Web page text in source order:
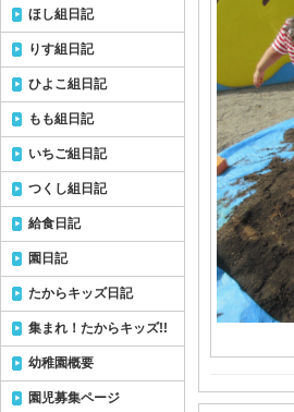
ほし組日記
りす組日記
ひよこ組日記
もも組日記
いちご組日記
つくし組日記
給食日記
園日記
たからキッズ日記
集まれ！たからキッズ!!
幼稚園概要
園児募集ページ